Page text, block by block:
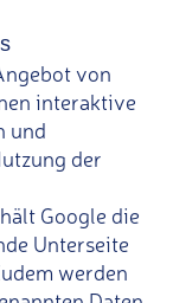
von
interaktive
und
der
Google die
Unterseite
werden